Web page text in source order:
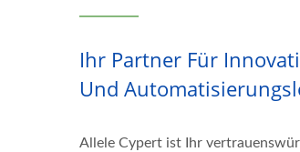
Ihr Partner Für
Und
Allele Cypert ist Ihr